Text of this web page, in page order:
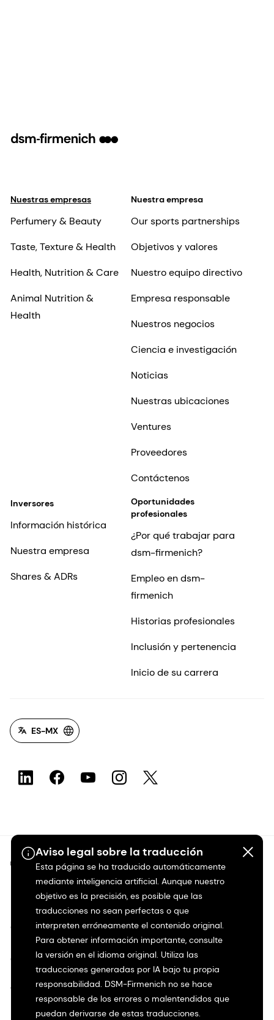
Aviso legal sobre la traducción
Esta página se ha traducido automáticamente
mediante inteligencia artificial. Aunque nuestro
objetivo es la precisión, es posible que las
traducciones no sean perfectas o que
interpreten erróneamente el contenido original.
Para obtener información importante, consulte
la versión en el idioma original. Utiliza las
traducciones generadas por IA bajo tu propia
responsabilidad. DSM-Firmenich no se hace
responsable de los errores o malentendidos que
puedan derivarse de estas traducciones.
Nuestras empresas
Perfumery & Beauty
Taste, Texture & Health
Health, Nutrition & Care
Animal Nutrition &
Health
Nuestra empresa
Our sports partnerships
Objetivos y valores
Nuestro equipo directivo
Empresa responsable
Nuestros negocios
Ciencia e investigación
Noticias
Nuestras ubicaciones
Ventures
Proveedores
Contáctenos
Inversores
Información histórica
Nuestra empresa
Shares & ADRs
Oportunidades
profesionales
¿Por qué trabajar para
dsm-firmenich?
Empleo en dsm-
firmenich
Historias profesionales
Inclusión y pertenencia
Inicio de su carrera
ES-MX
©2026 dsm-firmenich. Todos los derechos reservados.
Protección de datos
Condiciones de uso
Condiciones generales
Transparencia en California